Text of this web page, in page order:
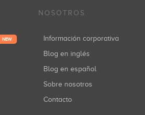
NEW
NOSOTROS
Información corporativa
Blog en inglés
Blog en español
Sobre nosotros
Contacto